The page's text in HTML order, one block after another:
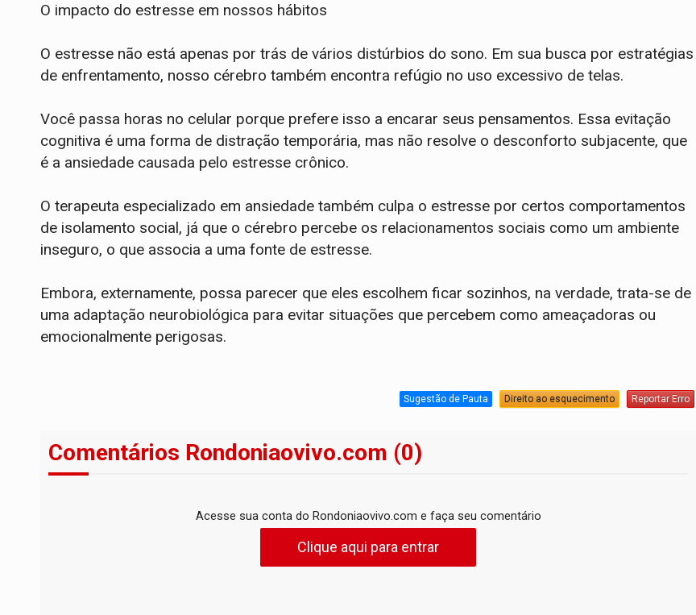
O impacto do estresse em nossos hábitos
O estresse não está apenas por trás de vários distúrbios do sono. Em sua busca por estratégias
de enfrentamento, nosso cérebro também encontra refúgio no uso excessivo de telas.
Você passa horas no celular porque prefere isso a encarar seus pensamentos. Essa evitação
cognitiva é uma forma de distração temporária, mas não resolve o desconforto subjacente, que
é a ansiedade causada pelo estresse crônico.
O terapeuta especializado em ansiedade também culpa o estresse por certos comportamentos
de isolamento social, já que o cérebro percebe os relacionamentos sociais como um ambiente
inseguro, o que associa a uma fonte de estresse.
Embora, externamente, possa parecer que eles escolhem ficar sozinhos, na verdade, trata-se de
uma adaptação neurobiológica para evitar situações que percebem como ameaçadoras ou
emocionalmente perigosas.
Sugestão de Pauta Direito ao esquecimento Reportar Erro
Comentários Rondoniaovivo.com (0)
Acesse sua conta do Rondoniaovivo.com e faça seu comentário
Clique aqui para entrar